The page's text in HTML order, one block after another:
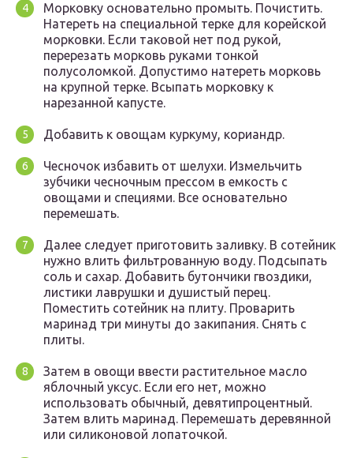
Морковку основательно промыть. Почистить.
Натереть на специальной терке для корейской
морковки. Если таковой нет под рукой,
перерезать морковь руками тонкой
полусоломкой. Допустимо натереть морковь
на крупной терке. Всыпать морковку к
нарезанной капусте.
Добавить к овощам куркуму, кориандр.
Чесночок избавить от шелухи. Измельчить
зубчики чесночным прессом в емкость с
овощами и специями. Все основательно
перемешать.
Далее следует приготовить заливку. В сотейник
нужно влить фильтрованную воду. Подсыпать
соль и сахар. Добавить бутончики гвоздики,
листики лаврушки и душистый перец.
Поместить сотейник на плиту. Проварить
маринад три минуты до закипания. Снять с
плиты.
Затем в овощи ввести растительное масло
яблочный уксус. Если его нет, можно
использовать обычный, девятипроцентный.
Затем влить маринад. Перемешать деревянной
или силиконовой лопаточкой.